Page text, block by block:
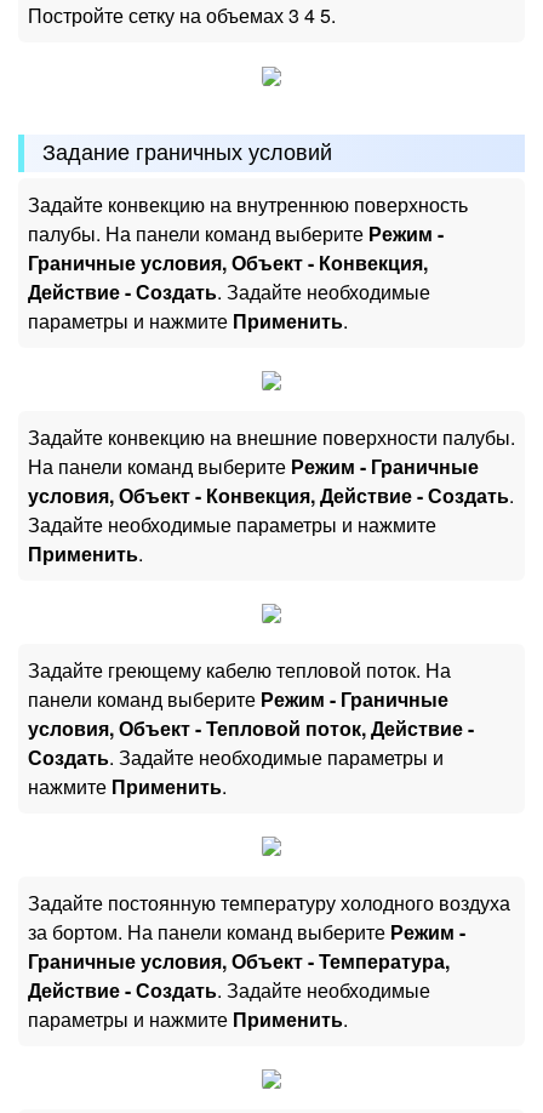
Постройте сетку на объемах 3 4 5.
Задание граничных условий
Задайте конвекцию на внутреннюю поверхность
палубы. На панели команд выберите Режим -
Граничные условия, Объект - Конвекция,
Действие - Создать. Задайте необходимые
параметры и нажмите Применить.
Задайте конвекцию на внешние поверхности палубы.
На панели команд выберите Режим - Граничные
условия, Объект - Конвекция, Действие - Создать.
Задайте необходимые параметры и нажмите
Применить.
Задайте греющему кабелю тепловой поток. На
панели команд выберите Режим - Граничные
условия, Объект - Тепловой поток, Действие -
Создать. Задайте необходимые параметры и
нажмите Применить.
Задайте постоянную температуру холодного воздуха
за бортом. На панели команд выберите Режим -
Граничные условия, Объект - Температура,
Действие - Создать. Задайте необходимые
параметры и нажмите Применить.